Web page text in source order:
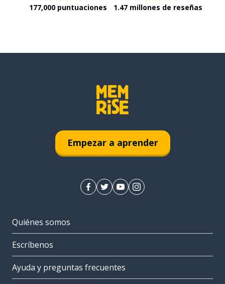
177,000 puntuaciones 1.47 millones de reseñas
Empezar a aprender
Quiénes somos
Escríbenos
Ayuda y preguntas frecuentes